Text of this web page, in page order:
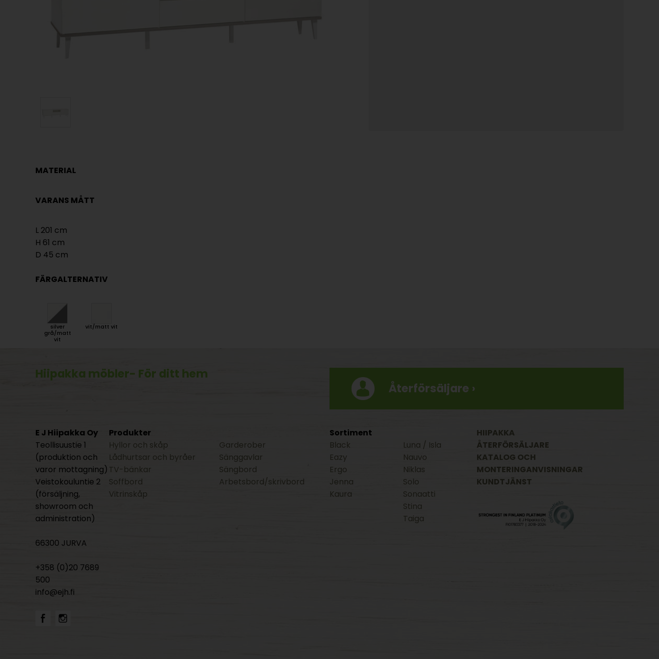
MATERIAL
VARANS MÅTT
L 201 cm
H 61 cm
D 45 cm
FÄRGALTERNATIV
silver
grå/matt
vit
vit/matt vit
Hiipakka möbler- För ditt hem
Återförsäljare ›
E J Hiipakka Oy
Teollisuustie 1
(produktion och
varor mottagning)
Veistokouluntie 2
(försäljning,
showroom och
administration)
66300 JURVA
+358 (0)20 7689
500
info@ejh.fi
Produkter
Hyllor och skåp
Lådhurtsar och byråer
TV-bänkar
Soffbord
Vitrinskåp
Garderober
Sänggavlar
Sängbord
Arbetsbord/skrivbord
Sortiment
Black
Eazy
Ergo
Jenna
Kaura
Luna / Isla
Nauvo
Niklas
Solo
Sonaatti
Stina
Taiga
HIIPAKKA
ÅTERFÖRSÄLJARE
KATALOG OCH
MONTERINGANVISNINGAR
KUNDTJÄNST